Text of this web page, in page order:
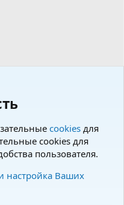
cookies для
cookies для
пользователя.
настройка Ваших